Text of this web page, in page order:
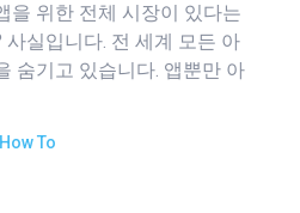
을 위한 전체 시장이 있다는
실입니다. 전 세계 모든 아
숨기고 있습니다. 앱뿐만 아
How To